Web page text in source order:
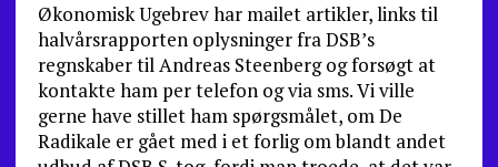
Økonomisk Ugebrev har mailet artikler, links til
halvårsrapporten oplysninger fra DSB’s
regnskaber til Andreas Steenberg og forsøgt at
kontakte ham per te­lefon og via sms. Vi ville
gerne have stillet ham spørgs­målet, om De
Radikale er gået med i et forlig om blandt andet